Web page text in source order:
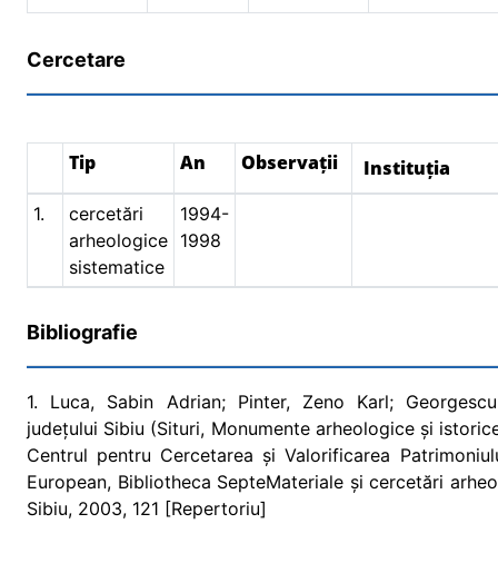
Cercetare
Tip An Observații Instituția
1.
cercetări
arheologice
sistematice
1994-
1998
Bibliografie
1. Luca, Sabin Adrian; Pinter, Zeno Karl;
județului Sibiu (Situri, Monumente arheologice și
Centrul pentru Cercetarea și Valorificarea
European, Bibliotheca SepteMateriale și cercetări
Sibiu, 2003, 121 [Repertoriu]